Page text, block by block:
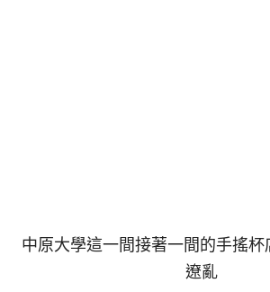
中原大學這一間接著一間的手搖
遼亂